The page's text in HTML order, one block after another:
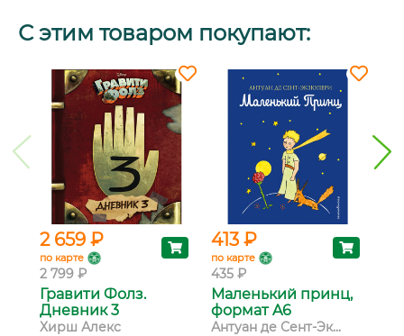
С этим товаром покупают:
2 659 ₽
по карте
2 799 ₽
Гравити Фолз.
Дневник 3
Хирш Алекс
413 ₽
по карте
435 ₽
Маленький принц,
формат A6
Антуан де Сент-Эк...